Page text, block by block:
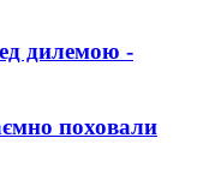
дилемою -
поховали